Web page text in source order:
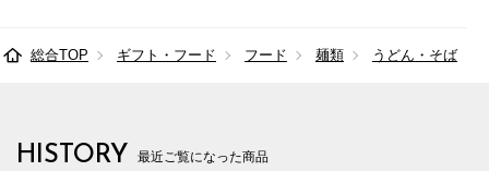
総合TOP ギフト・フード フード 麺類 うどん・そば
HISTORY 最近ご覧になった商品